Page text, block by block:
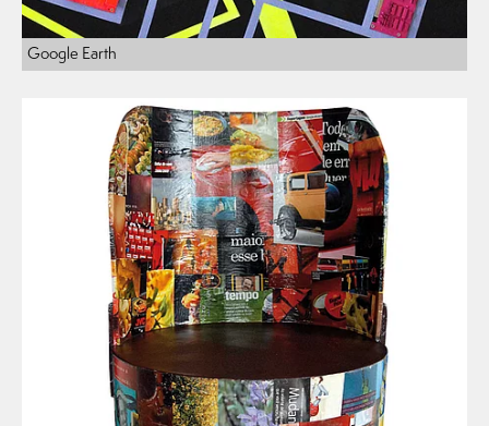
Google Earth